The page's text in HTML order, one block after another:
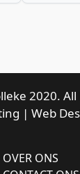
2020. All
| Web
OVER ONS